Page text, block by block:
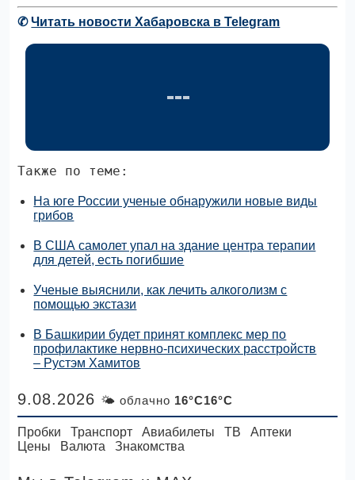
✆Читать новости Хабаровска в Telegram
Также по теме:
На юге России ученые обнаружили новые виды
грибов
В США самолет упал на здание центра терапии
для детей, есть погибшие
Ученые выяснили, как лечить алкоголизм с
помощью экстази
В Башкирии будет принят комплекс мер по
профилактике нервно-психических расстройств
– Рустэм Хамитов
9.08.2026 🌤 облачно 16°C16°C
Пробки Транспорт Авиабилеты ТВ
Аптеки
Цены
Валюта Знакомства